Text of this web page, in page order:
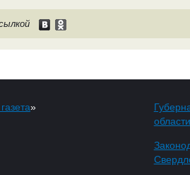
»
области